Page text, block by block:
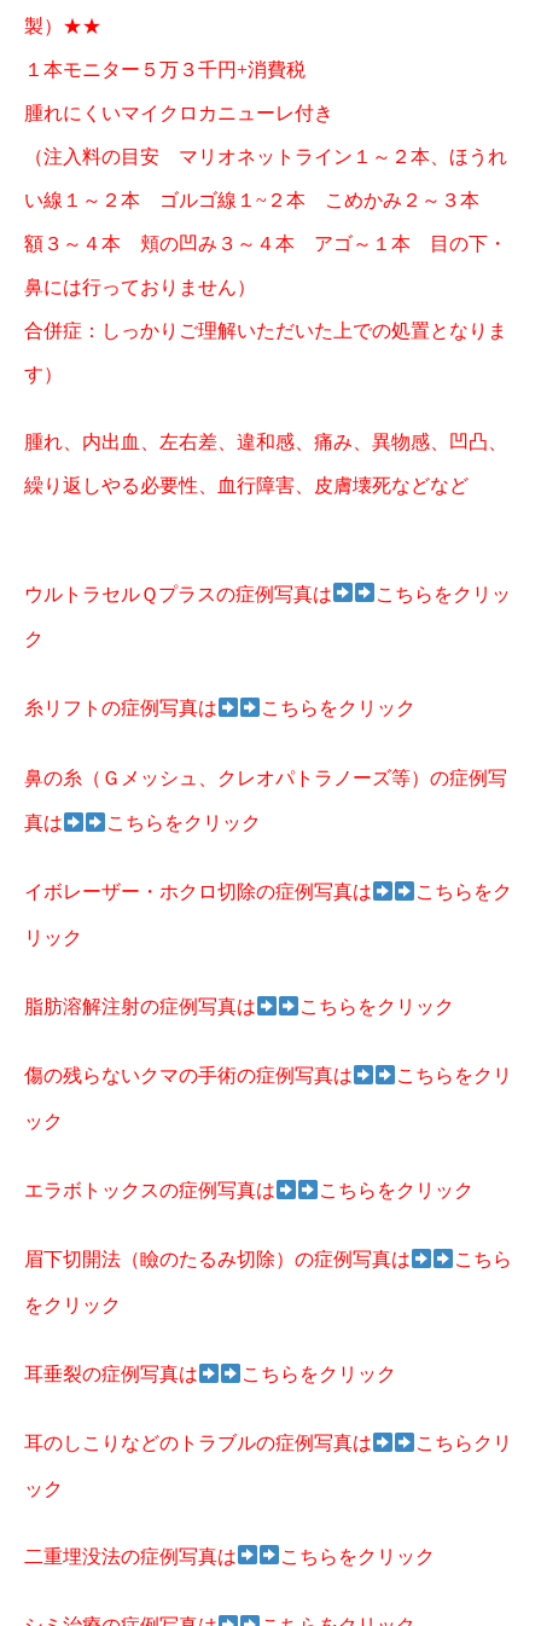
製）★★
１本モニター５万３千円+消費税
腫れにくいマイクロカニューレ付き
（注入料の目安 マリオネットライン１～２本、ほうれ
い線１～２本 ゴルゴ線１~２本 こめかみ２～３本
額３～４本 頬の凹み３～４本 アゴ～１本 目の下・
鼻には行っておりません）
合併症：しっかりご理解いただいた上での処置となりま
す）
腫れ、内出血、左右差、違和感、痛み、異物感、凹凸、
繰り返しやる必要性、血行障害、皮膚壊死などなど
ウルトラセルＱプラスの症例写真は こちらをクリッ
ク
糸リフトの症例写真は こちらをクリック
鼻の糸（Ｇメッシュ、クレオパトラノーズ等）の症例写
真は こちらをクリック
イボレーザー・ホクロ切除の症例写真は こちらをク
リック
脂肪溶解注射の症例写真は こちらをクリック
傷の残らないクマの手術の症例写真は こちらをクリ
ック
エラボトックスの症例写真は こちらをクリック
眉下切開法（瞼のたるみ切除）の症例写真は こちら
をクリック
耳垂裂の症例写真は こちらをクリック
耳のしこりなどのトラブルの症例写真は こちらクリ
ック
二重埋没法の症例写真は こちらをクリック